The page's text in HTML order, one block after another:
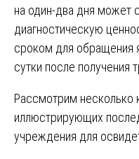
на один-два дня может
диагностическую
сроком для обращения
сутки после получения
Рассмотрим несколько
иллюстрирующих
учреждения для